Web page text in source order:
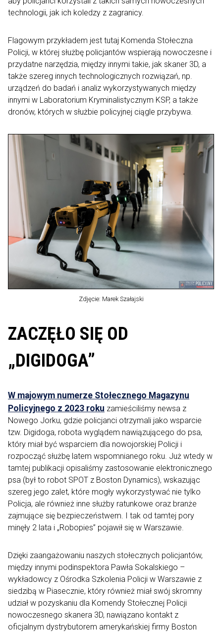
technologii, jak ich koledzy z zagranicy.
Flagowym przykładem jest tutaj Komenda Stołeczna
Policji, w której służbę policjantów wspierają nowoczesne i
przydatne narzędzia, między innymi takie, jak skaner 3D, a
także szereg innych technologicznych rozwiązań, np.
urządzeń do badań i analiz wykorzystywanych między
innymi w Laboratorium Kryminalistycznym KSP, a także
dronów, których w służbie policyjnej ciągle przybywa.
Zdjęcie: Marek Szałajski
ZACZĘŁO SIĘ OD
„DIGIDOGA”
W majowym numerze Stołecznego Magazynu
Policyjnego z 2023 roku zamieściliśmy newsa z
Nowego Jorku, gdzie policjanci otrzymali jako wsparcie
tzw. Digidoga, robota wyglądem nawiązującego do psa,
który miał być wsparciem dla nowojorskiej Policji i
rozpocząć służbę latem wspomnianego roku. Już wtedy w
tamtej publikacji opisaliśmy zastosowanie elektronicznego
psa (był to robot SPOT z Boston Dynamics), wskazując
szereg jego zalet, które mogły wykorzystywać nie tylko
Policja, ale również inne służby ratunkowe oraz branże
zajmujące się bezpieczeństwem. I tak od tamtej pory
minęły 2 lata i „Robopies” pojawił się w Warszawie.
Dzięki zaangażowaniu naszych stołecznych policjantów,
między innymi podinspektora Pawła Sokalskiego –
wykładowcy z Ośrodka Szkolenia Policji w Warszawie z
siedzibą w Piasecznie, który również miał swój skromny
udział w pozyskaniu dla Komendy Stołecznej Policji
nowoczesnego skanera 3D, nawiązano kontakt z
oficjalnym dystrybutorem amerykańskiej firmy Boston